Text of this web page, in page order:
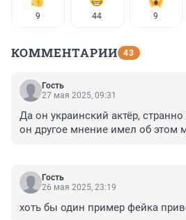
9 44 9
КОММЕНТАРИИ 43
Гость
27 мая 2025, 09:31
Да он украинский актёр,
он другое мнение имел об этом
Гость
26 мая 2025, 23:19
хоть бы один пример фейка